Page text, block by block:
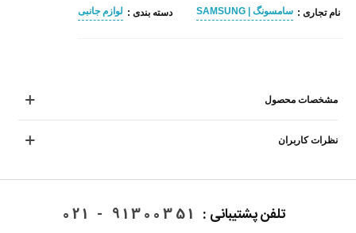
نام تجاری : سامسونگ | SAMSUNG دسته بندی : لوازم جانبی
مشخصات محصول
نظرات کاربران
تلفن پشتیبانی : 91300351 - 021